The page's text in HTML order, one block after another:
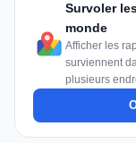
Survoler
monde
Afficher les
surviennent
plusieurs